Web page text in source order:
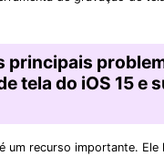
principais
tela do iOS 15 e
um recurso importante. Ele